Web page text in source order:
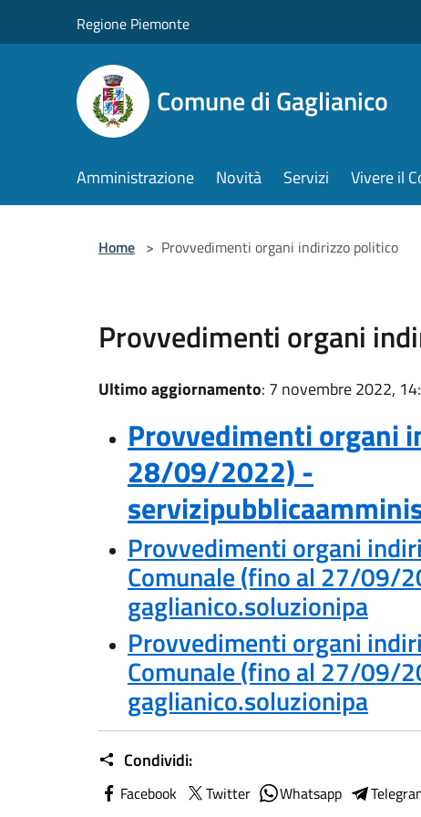
Regione Piemonte
Comune di Gaglianico
Amministrazione Novità Servizi Vivere il
Home > Provvedimenti organi indirizzo politico
Provvedimenti organi
Ultimo aggiornamento: 7 novembre 2022,
Provvedimenti organi
28/09/2022) -
Provvedimenti organi
Comunale (fino al 27/09/
gaglianico.soluzionipa
Provvedimenti organi
Comunale (fino al 27/09/
gaglianico.soluzionipa
Condividi:
Facebook Twitter Whatsapp